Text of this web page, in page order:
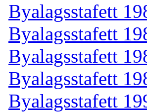
Byalagsstafett
Byalagsstafett
Byalagsstafett
Byalagsstafett
Byalagsstafett